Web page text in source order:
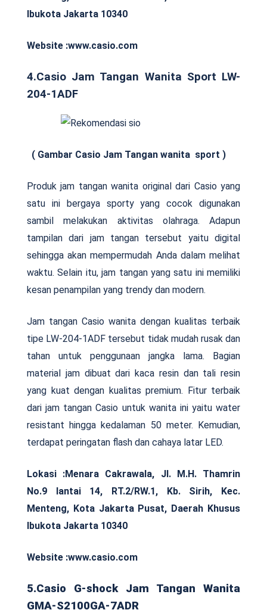
Ibukota Jakarta 10340
Website :www.casio.com
4.Casio Jam Tangan Wanita Sport LW-
204-1ADF
( Gambar Casio Jam Tangan wanita sport )
Produk jam tangan wanita original dari Casio yang
satu ini bergaya sporty yang cocok digunakan
sambil melakukan aktivitas olahraga. Adapun
tampilan dari jam tangan tersebut yaitu digital
sehingga akan mempermudah Anda dalam melihat
waktu. Selain itu, jam tangan yang satu ini memiliki
kesan penampilan yang trendy dan modern.
Jam tangan Casio wanita dengan kualitas terbaik
tipe LW-204-1ADF tersebut tidak mudah rusak dan
tahan untuk penggunaan jangka lama. Bagian
material jam dibuat dari kaca resin dan tali resin
yang kuat dengan kualitas premium. Fitur terbaik
dari jam tangan Casio untuk wanita ini yaitu water
resistant hingga kedalaman 50 meter. Kemudian,
terdapat peringatan flash dan cahaya latar LED.
Lokasi :Menara Cakrawala, Jl. M.H. Thamrin
No.9 lantai 14, RT.2/RW.1, Kb. Sirih, Kec.
Menteng, Kota Jakarta Pusat, Daerah Khusus
Ibukota Jakarta 10340
Website :www.casio.com
5.Casio G-shock Jam Tangan Wanita
GMA-S2100GA-7ADR